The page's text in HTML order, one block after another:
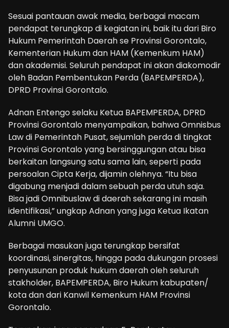
Sesuai pantauan awak media, berbagai macam
pendapat terungkap di kegiatan ini, baik itu dari Biro
Hukum Pemerintah Daerah se Provinsi Gorontalo,
Kementerian Hukum dan HAM (Kemenkum HAM)
dan akademisi. Seluruh pendapat ini akan diakomodir
oleh Badan Pembentukan Perda (BAPEMPERDA),
DPRD Provinsi Gorontalo.
Adnan Entengo selaku Ketua BAPEMPERDA, DPRD
Provinsi Gorontalo menyampaikan, bahwa Omnisbus
Law di Pemerintah Pusat, sejumlah perda di tingkat
Provinsi Gorontalo yang bersinggungan atau bisa
berkaitan langsung satu sama lain, seperti pada
persoalan Cipta Kerja, dijamin olehnya. “Itu bisa
digabung menjadi dalam sebuah perda utuh saja.
Bisa jadi Omnibuslaw di daerah sekarang ini masih
identifikasi,” ungkap Adnan yang juga Ketua Ikatan
Alumni UMGO.
Berbagai masukan juga terungkap bersifat
koordinasi, sinergitas, hingga pada dukungan prosesi
penyusunan produk hukum daerah oleh seluruh
stakholder, BAPEMPERDA, Biro Hukum kabupaten/
kota dan dari Kanwil Kemenkum HAM Provinsi
Gorontalo.